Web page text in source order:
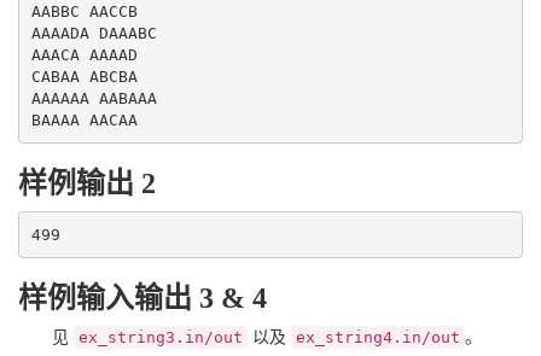
AABBC AACCB
AAAADA DAAABC
AAACA AAAAD
CABAA ABCBA
AAAAAA AABAAA
样例输出 2
样例输入输出 3 & 4
见 ex_string3.in/out 以及 ex_string4.in/out 。